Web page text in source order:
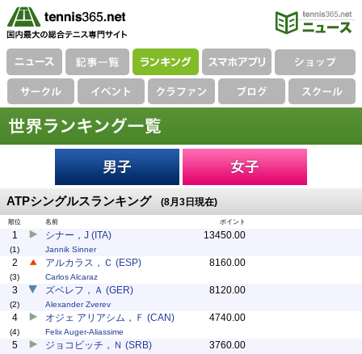
ATPシングルスランキング (8月3日現在)
順位 名前 ポイント
1
(1)
シナー，J (ITA)
Jannik Sinner
13450.00
2
(3)
アルカラス，Ｃ (ESP)
Carlos Alcaraz
8160.00
3
(2)
ズベレフ，Ａ (GER)
Alexander Zverev
8120.00
4
(4)
オジェ アリアシム，Ｆ (CAN)
Felix Auger-Aliassime
4740.00
5 ジョコビッチ，Ｎ (SRB) 3760.00